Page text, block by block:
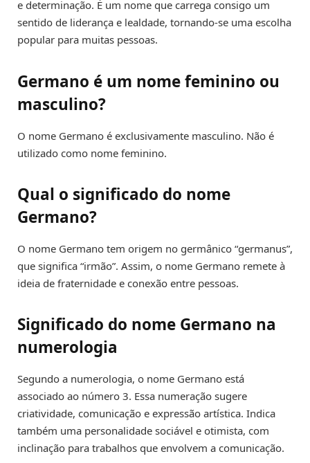
e determinação. É um nome que carrega consigo um
sentido de liderança e lealdade, tornando-se uma escolha
popular para muitas pessoas.
Germano é um nome feminino ou
masculino?
O nome Germano é exclusivamente masculino. Não é
utilizado como nome feminino.
Qual o significado do nome
Germano?
O nome Germano tem origem no germânico “germanus”,
que significa “irmão”. Assim, o nome Germano remete à
ideia de fraternidade e conexão entre pessoas.
Significado do nome Germano na
numerologia
Segundo a numerologia, o nome Germano está
associado ao número 3. Essa numeração sugere
criatividade, comunicação e expressão artística. Indica
também uma personalidade sociável e otimista, com
inclinação para trabalhos que envolvem a comunicação.